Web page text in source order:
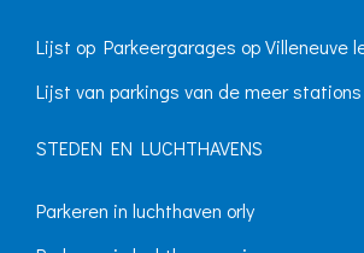
Lijst op Parkeergarages op Villeneuve
Lijst van parkings van de meer
STEDEN EN LUCHTHAVENS
Parkeren in luchthaven orly